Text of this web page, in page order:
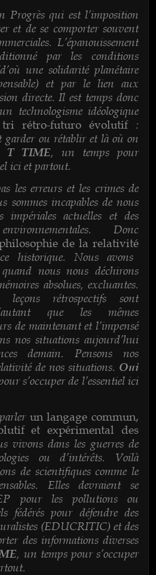
Progrès qui est l’imposition
et de se comporter souvent
L’épanouissement
par les conditions
une solidarité planétaire
et par le lien aux
directe. Il est temps donc
technologisme idéologique
tri rétro-futuro évolutif:
garder ou rétablir et là où on
T TIME, un temps pour
ici et partout.
les erreurs et les crimes de
sommes incapables de nous
impériales actuelles et des
Donc
de la relativité
historique. Nous avons
nous nous déchirons
absolues, excluantes.
rétrospectifs sont
que les mêmes
de maintenant et l’impensé
nos situations aujourd’hui
demain. Pensons nos
de nos situations. Oui
s’occuper de l’essentiel ici
un langage commun,
et expérimental des
vivons dans les guerres de
ou d’intérêts. Voilà
de scientifiques comme le
Elles devraient se
pour les pollutions ou
fédérés pour défendre des
(EDUCRITIC) et des
des informations diverses
, un temps pour s’occuper